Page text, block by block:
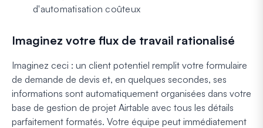
d'automatisation coûteux
Imaginez votre flux de travail rationalisé
Imaginez ceci : un client potentiel remplit votre formulaire
de demande de devis et, en quelques secondes, ses
informations sont automatiquement organisées dans votre
base de gestion de projet Airtable avec tous les détails
parfaitement formatés. Votre équipe peut immédiatement